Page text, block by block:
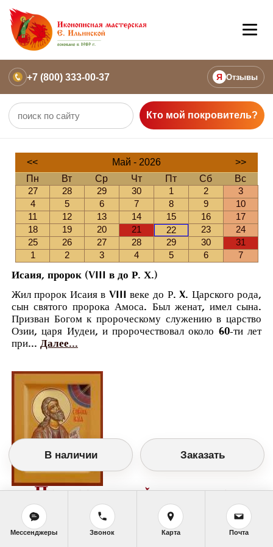
+7 (800) 333-00-37 Я Отзывы
Кто мой покровитель?
<< Май - 2026
>>
Пн
Вт Ср Чт Пт Сб
Вс
27
28 29 30 1 2
3
4
5 6 7 8 9
10
11
12 13 14 15 16
17
18
19 20 21 22 23
24
25
26 27 28 29 30
31
1
2 3 4 5 6 7
Исаия, пророк (VIII в до Р. Х.)
Жил пророк Исаия в VIII веке до Р. X. Царского рода,
сын святого пророка Амоса. Был женат, имел сына.
Призван Богом к пророческому служению в царство
Озии, царя Иудеи, и пророчествовал около 60-ти лет
при... Далее...
Православный календарь
<< Пятница, 22 Мая (9 Мая по старому
стилю)
>>
В наличии Заказать
Мессенджеры Звонок Карта Почта